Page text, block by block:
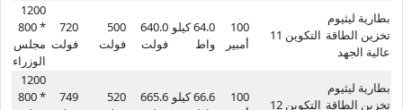
بطارية ليثيوم
تخزين الطاقة
عالية الجهد
التكوين 11
100
أمبير
64.0 كيلو
واط
640.0
فولت
500
فولت
720
فولت
1200
* 800
مجلس
الوزراء
بطارية ليثيوم
تخزين الطاقة التكوين 12
100
66.6 كيلو 665.6
520
749
1200
* 800